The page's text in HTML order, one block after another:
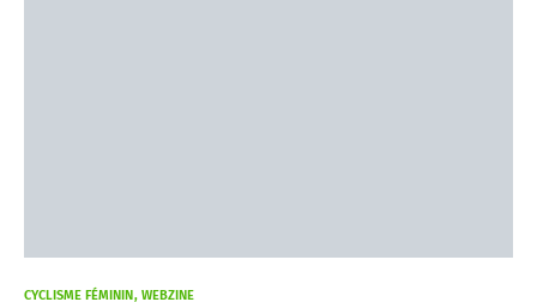
CYCLISME FÉMININ WEBZINE